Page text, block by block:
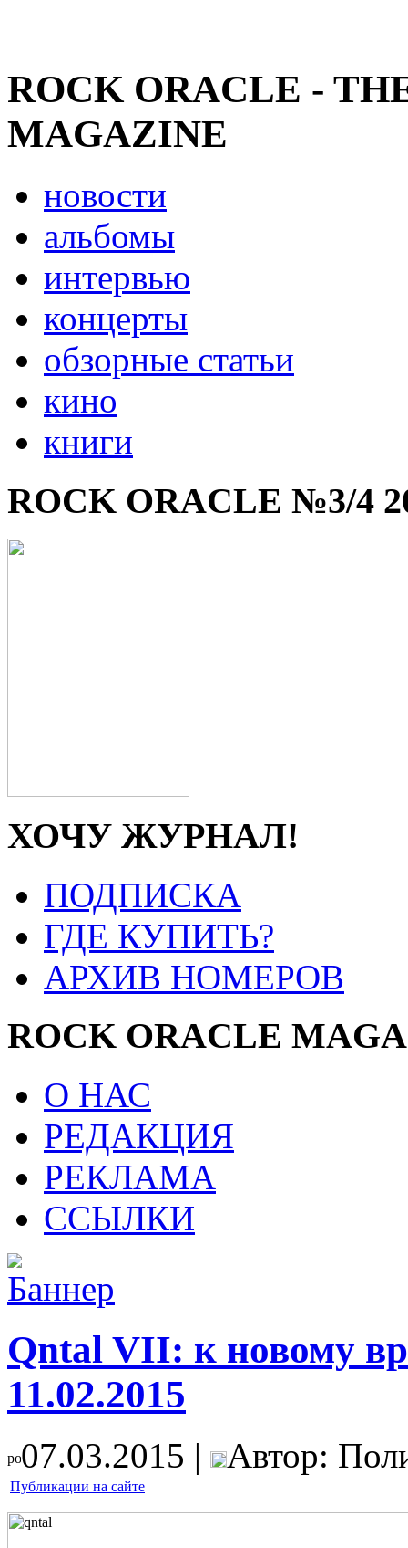
ROCK ORACLE -
MAGAZINE
новости
альбомы
интервью
концерты
обзорные статьи
кино
книги
ROCK ORACLE №3/4
ХОЧУ ЖУРНАЛ!
ПОДПИСКА
ГДЕ КУПИТЬ?
АРХИВ НОМЕРОВ
ROCK ORACLE
О НАС
РЕДАКЦИЯ
РЕКЛАМА
ССЫЛКИ
Qntal VII: к новому
11.02.2015
07.03.2015 | Автор:
Публикации на сайте